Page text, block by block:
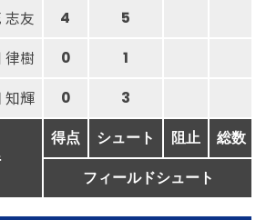
志友 4 5
律樹 0 1
知輝 0 3
得点 シュート 阻止 総数
フィールドシュート